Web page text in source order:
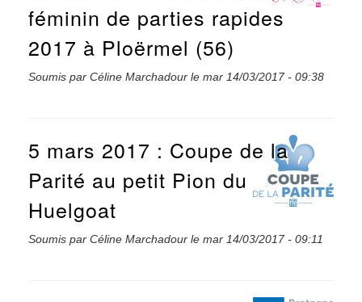
féminin de parties rapides
2017 à Ploërmel (56)
Soumis par Céline Marchadour le mar 14/03/2017 - 09:38
5 mars 2017 : Coupe de la
Parité au petit Pion du
Huelgoat
Soumis par Céline Marchadour le mar 14/03/2017 - 09:11